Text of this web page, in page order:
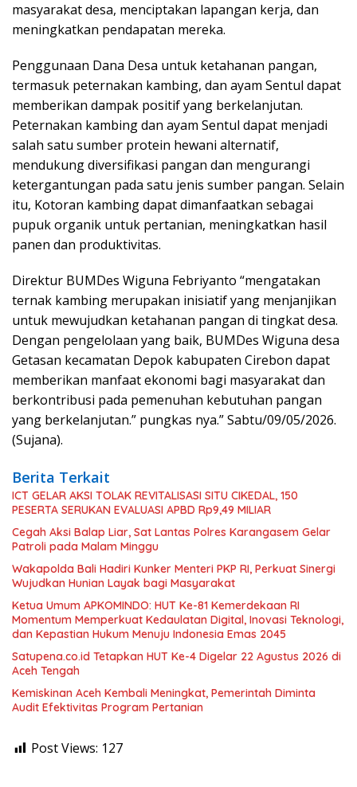
masyarakat desa, menciptakan lapangan kerja, dan
meningkatkan pendapatan mereka.
Penggunaan Dana Desa untuk ketahanan pangan,
termasuk peternakan kambing, dan ayam Sentul dapat
memberikan dampak positif yang berkelanjutan.
Peternakan kambing dan ayam Sentul dapat menjadi
salah satu sumber protein hewani alternatif,
mendukung diversifikasi pangan dan mengurangi
ketergantungan pada satu jenis sumber pangan. Selain
itu, Kotoran kambing dapat dimanfaatkan sebagai
pupuk organik untuk pertanian, meningkatkan hasil
panen dan produktivitas.
Direktur BUMDes Wiguna Febriyanto “mengatakan
ternak kambing merupakan inisiatif yang menjanjikan
untuk mewujudkan ketahanan pangan di tingkat desa.
Dengan pengelolaan yang baik, BUMDes Wiguna desa
Getasan kecamatan Depok kabupaten Cirebon dapat
memberikan manfaat ekonomi bagi masyarakat dan
berkontribusi pada pemenuhan kebutuhan pangan
yang berkelanjutan.” pungkas nya.” Sabtu/09/05/2026.
(Sujana).
Berita Terkait
ICT GELAR AKSI TOLAK REVITALISASI SITU CIKEDAL, 150
PESERTA SERUKAN EVALUASI APBD Rp9,49 MILIAR
Cegah Aksi Balap Liar, Sat Lantas Polres Karangasem Gelar
Patroli pada Malam Minggu
Wakapolda Bali Hadiri Kunker Menteri PKP RI, Perkuat Sinergi
Wujudkan Hunian Layak bagi Masyarakat
Ketua Umum APKOMINDO: HUT Ke-81 Kemerdekaan RI
Momentum Memperkuat Kedaulatan Digital, Inovasi Teknologi,
dan Kepastian Hukum Menuju Indonesia Emas 2045
Satupena.co.id Tetapkan HUT Ke-4 Digelar 22 Agustus 2026 di
Aceh Tengah
Kemiskinan Aceh Kembali Meningkat, Pemerintah Diminta
Audit Efektivitas Program Pertanian
Post Views: 127